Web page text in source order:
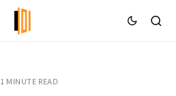
1 MINUTE READ